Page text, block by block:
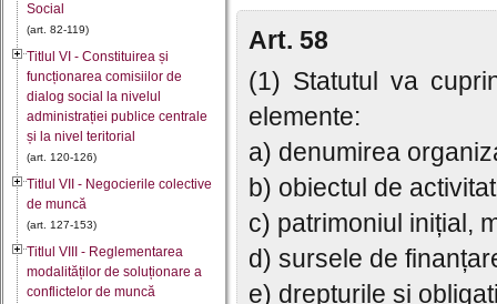
Social
(art. 82-119)
Titlul VI - Constituirea și
funcționarea comisiilor de
dialog social la nivelul
administrației publice centrale
și la nivel teritorial
(art. 120-126)
Titlul VII - Negocierile colective
de muncă
(art. 127-153)
Titlul VIII - Reglementarea
modalităților de soluționare a
conflictelor de muncă
Art. 58
(1) Statutul va
elemente:
a) denumirea
b) obiectul de
c) patrimoniul inițial,
d) sursele de
e) drepturile și